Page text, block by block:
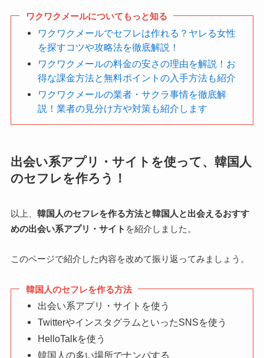
ワクワクメールについてもっと知る
ワクワクメールでセフレは作れる？ヤレる女性
を探すコツや攻略法を徹底解説！
ワクワクメールの料金の安さの理由を解説！お
得な課金方法と無料ポイントの入手方法も紹介
ワクワクメールの業者・サクラ事情を徹底解
説！業者の見分け方や対策も紹介します
出会い系アプリ・サイトを使って、韓国人
のセフレを作ろう！
以上、 韓国人のセフレを作る方法と韓国人と出会えるおすす
めの出会い系アプリ・サイト を紹介しました。
このページで紹介した内容を改めて振り返ってみましょう。
韓国人のセフレを作る方法
出会い系アプリ・サイトを使う
TwitterやインスタグラムといったSNSを使う
HelloTalkを使う
韓国人の多い場所でナンパする